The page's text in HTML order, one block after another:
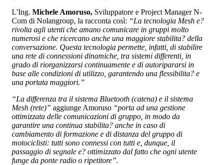
L'Ing. Michele Amoruso, Sviluppatore e Project Manager N-
Com di Nolangroup, la racconta così: “La tecnologia Mesh e?
rivolta agli utenti che amano comunicare in gruppi molto
numerosi e che ricercano anche una maggiore stabilita? della
conversazione. Questa tecnologia permette, infatti, di stabilire
una rete di connessioni dinamiche, tra sistemi differenti, in
grado di riorganizzarsi continuamente e di autoripararsi in
base alle condizioni di utilizzo, garantendo una flessibilita? e
una portata maggiori.”
“La differenza tra il sistema Bluetooth (catena) e il sistema
Mesh (rete)” aggiunge Amoruso “porta ad una gestione
ottimizzata delle comunicazioni di gruppo, in modo da
garantire una continua stabilita? anche in caso di
cambiamento di formazione e di distanza del gruppo di
motociclisti: tutti sono connessi con tutti e, dunque, il
passaggio di segnale e? ottimizzato dal fatto che ogni utente
funge da ponte radio o ripetitore”.